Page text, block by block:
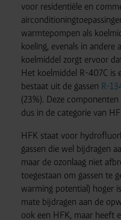
voor residentiële en
warmtepompen als
koeling, evenals in andere
koelmiddel zorgt ervoor
Het koelmiddel R-407C is
bestaat uit de gassen R-
(23%). Deze
dus in de categorie van
HFK staat voor
gassen die wel bijdragen
maar de ozonlaag niet
toegestaan om gassen te
warming potential) hoger
mate bijdragen aan de
ook een HFK, maar heeft